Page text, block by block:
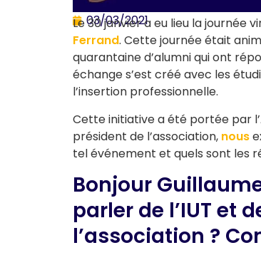
03/03/2021
Le 30 janvier a eu lieu la journée
Ferrand. Cette journée était
quarantaine d’alumni qui ont
échange s’est créé avec les
l’insertion professionnelle.
Cette initiative a été portée par
président de l’association, nous
tel événement et quels sont les
Bonjour
parler de l’IUT et
l’association ?